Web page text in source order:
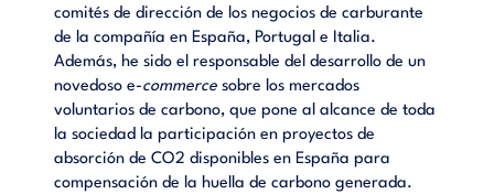
comités de dirección de los negocios de carburante
de la compañía en España, Portugal e Italia.
Además, he sido el responsable del desarrollo de un
novedoso e-commerce sobre los mercados
voluntarios de carbono, que pone al alcance de toda
la sociedad la participación en proyectos de
absorción de CO2 disponibles en España para
compensación de la huella de carbono generada.